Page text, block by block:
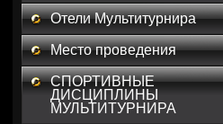
Отели Мультитурнира
Место проведения
СПОРТИВНЫЕ
ДИСЦИПЛИНЫ
МУЛЬТИТУРНИРА